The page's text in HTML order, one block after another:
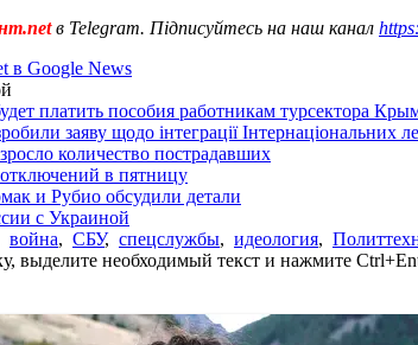
в Telegram. Підписуйтесь на наш канал
в Google News
платить пособия работникам турсектора
заяву щодо інтеграції Інтернаціональних
количество пострадавших
в пятницу
и Рубио обсудили детали
с Украиной
война, СБУ, спецслужбы, идеология,
выделите необходимый текст и нажмите